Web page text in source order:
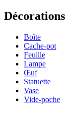
Décorations
Boîte
Cache-pot
Feuille
Lampe
Œuf
Statuette
Vase
Vide-poche